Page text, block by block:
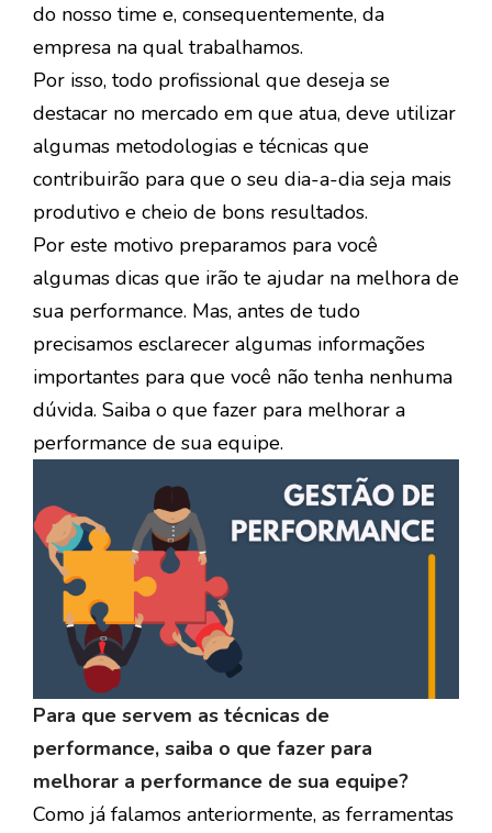
do nosso time e, consequentemente, da
empresa na qual trabalhamos.
Por isso, todo profissional que deseja se
destacar no mercado em que atua, deve utilizar
algumas metodologias e técnicas que
contribuirão para que o seu dia-a-dia seja mais
produtivo e cheio de bons resultados.
Por este motivo preparamos para você
algumas dicas que irão te ajudar na melhora de
sua performance. Mas, antes de tudo
precisamos esclarecer algumas informações
importantes para que você não tenha nenhuma
dúvida. Saiba o que fazer para melhorar a
performance de sua equipe.
Para que servem as técnicas de
performance, saiba o que fazer para
melhorar a performance de sua equipe?
Como já falamos anteriormente, as ferramentas